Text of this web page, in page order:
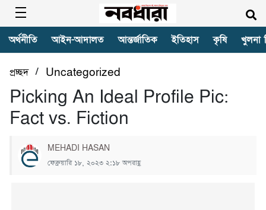
অর্থনীতি আইন-আদালত আন্তর্জাতিক ইতিহাস কৃষি খুলনা
প্রচ্ছদ/ Uncategorized
Picking An Ideal Profile Pic:
Fact vs. Fiction
MEHADI HASAN
ফেব্রুয়ারি ১৮, ২০২৩ ২:১৮ অপরাহ্ণ